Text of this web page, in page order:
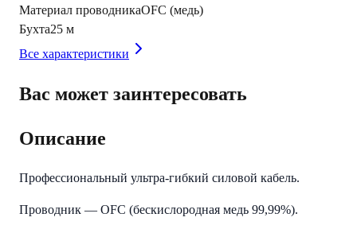
Материал проводникаOFC (медь)
Бухта25 м
Все характеристики
Вас может заинтересовать
Описание
Профессиональный ультра-гибкий силовой кабель.
Проводник — OFC (бескислородная медь 99,99%).